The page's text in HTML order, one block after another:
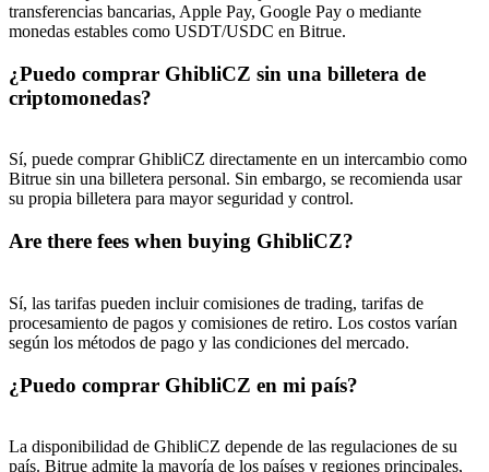
USDT New User Exclusive 10% APR
BTC Flexible Staking | Daily Rewards
Más eventos
Gana premios y recompensas exclusivas
transferencias bancarias, Apple Pay, Google Pay o mediante
monedas estables como USDT/USDC en Bitrue.
¿Puedo comprar GhibliCZ sin una billetera de
criptomonedas?
Sí, puede comprar GhibliCZ directamente en un intercambio como
Bitrue sin una billetera personal. Sin embargo, se recomienda usar
su propia billetera para mayor seguridad y control.
Are there fees when buying GhibliCZ?
Sí, las tarifas pueden incluir comisiones de trading, tarifas de
procesamiento de pagos y comisiones de retiro. Los costos varían
según los métodos de pago y las condiciones del mercado.
¿Puedo comprar GhibliCZ en mi país?
La disponibilidad de GhibliCZ depende de las regulaciones de su
país. Bitrue admite la mayoría de los países y regiones principales,